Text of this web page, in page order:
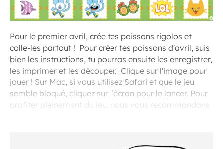
Pour le premier avril, crée tes poissons rigolos et
colle-les partout ! Pour créer tes poissons d'avril, suis
bien les instructions, tu pourras ensuite les enregistrer,
les imprimer et les découper. Clique sur l'image pour
jouer ! Sur Mac, si vous utilisez Safari et que le jeu
semble bloqué, cliquez sur l’écran pour le lancer. Pour
profiter pleinement du jeu, nous vous recommandons